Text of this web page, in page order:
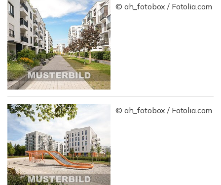
© ah_fotobox / Fotolia.com
© ah_fotobox / Fotolia.com